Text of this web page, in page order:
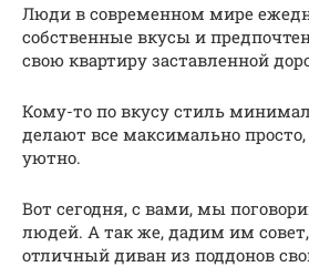
Люди в современном мире
собственные вкусы и
свою квартиру заставленной
Кому-то по вкусу стиль
делают все максимально
уютно.
Вот сегодня, с вами, мы
людей. А так же, дадим им
отличный диван из поддонов